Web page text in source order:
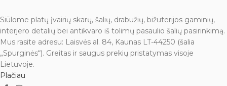
Siūlome platų įvairių skarų, šalių, drabužių, bižuterijos gaminių,
interjero detalių bei antikvaro iš tolimų pasaulio šalių pasirinkimą.
Mus rasite adresu: Laisvės al. 84, Kaunas LT-44250 (šalia
„Spurginės“). Greitas ir saugus prekių pristatymas visoje
Lietuvoje.
Plačiau